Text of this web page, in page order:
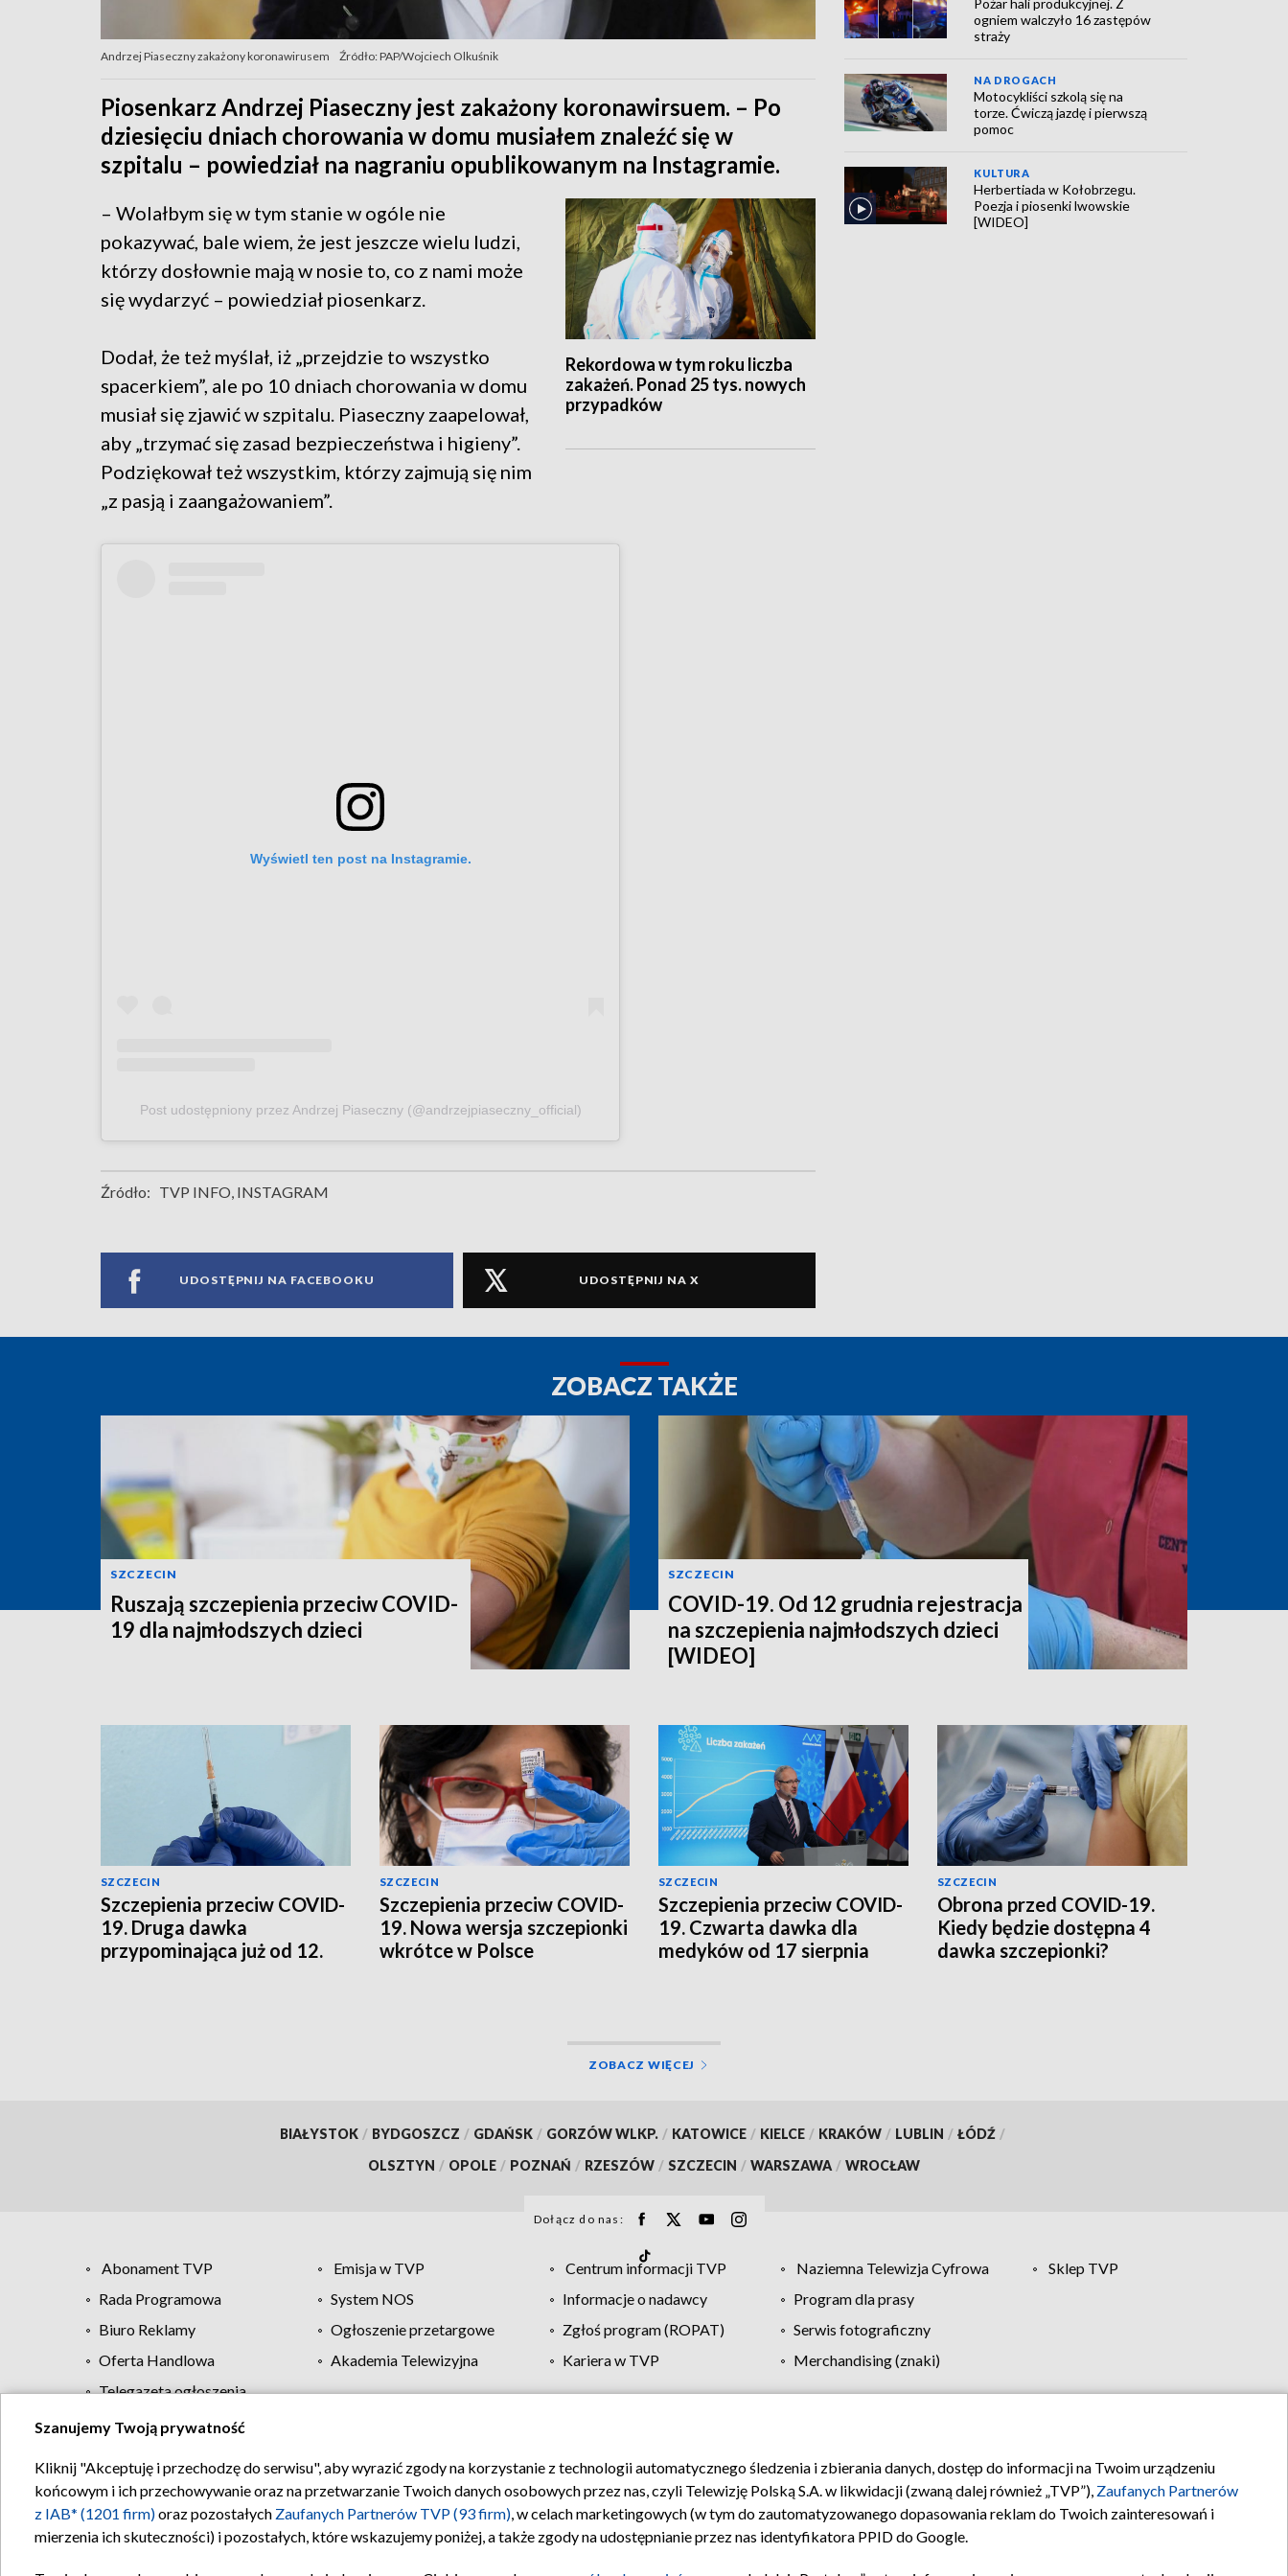
Andrzej Piaseczny zakażony koronawirusem Źródło: PAP/Wojciech Olkuśnik
Piosenkarz Andrzej Piaseczny jest zakażony koronawirsuem. – Po
dziesięciu dniach chorowania w domu musiałem znaleźć się w
szpitalu – powiedział na nagraniu opublikowanym na Instagramie.
Rekordowa w tym roku liczba
zakażeń. Ponad 25 tys. nowych
przypadków
– Wolałbym się w tym stanie w ogóle nie
pokazywać, bale wiem, że jest jeszcze wielu ludzi,
którzy dosłownie mają w nosie to, co z nami może
się wydarzyć – powiedział piosenkarz.
Dodał, że też myślał, iż „przejdzie to wszystko
spacerkiem”, ale po 10 dniach chorowania w domu
musiał się zjawić w szpitalu. Piaseczny zaapelował,
aby „trzymać się zasad bezpieczeństwa i higieny”.
Podziękował też wszystkim, którzy zajmują się nim
„z pasją i zaangażowaniem”.
Wyświetl ten post na Instagramie.
Post udostępniony przez Andrzej Piaseczny (@andrzejpiaseczny_official)
Źródło: TVP INFO, INSTAGRAM
UDOSTĘPNIJ NA FACEBOOKU UDOSTĘPNIJ NA X
ogniem walczyło 16 zastępów
straży
NA DROGACH
Motocykliści szkolą się na
torze. Ćwiczą jazdę i pierwszą
pomoc
KULTURA
Herbertiada w Kołobrzegu.
Poezja i piosenki lwowskie
[WIDEO]
ZOBACZ TAKŻE
SZCZECIN
Ruszają szczepienia przeciw COVID-
19 dla najmłodszych dzieci
SZCZECIN
COVID-19. Od 12 grudnia rejestracja
na szczepienia najmłodszych dzieci
[WIDEO]
SZCZECIN
Szczepienia przeciw COVID-
19. Druga dawka
przypominająca już od 12.
SZCZECIN
Szczepienia przeciw COVID-
19. Nowa wersja szczepionki
wkrótce w Polsce
SZCZECIN
Szczepienia przeciw COVID-
19. Czwarta dawka dla
medyków od 17 sierpnia
SZCZECIN
Obrona przed COVID-19.
Kiedy będzie dostępna 4
dawka szczepionki?
ZOBACZ WIĘCEJ
BIAŁYSTOK / BYDGOSZCZ / GDAŃSK / GORZÓW WLKP. / KATOWICE / KIELCE / KRAKÓW / LUBLIN / ŁÓDŹ /
OLSZTYN / OPOLE / POZNAŃ / RZESZÓW / SZCZECIN / WARSZAWA / WROCŁAW
Dołącz do nas:
Abonament TVP Emisja w TVP Centrum informacji TVP Naziemna Telewizja Cyfrowa
Sklep TVP
Rada Programowa
System NOS Informacje o nadawcy
Program dla prasy
Biuro Reklamy
Ogłoszenie przetargowe Zgłoś program (ROPAT)
Serwis fotograficzny
Oferta Handlowa
Akademia Telewizyjna Kariera w TVP
Merchandising (znaki)
Telegazeta ogłoszenia
Regulamin TVP Polityka prywatności Moje zgody Pomoc Biuro reklamy Kontakt
Szanujemy Twoją prywatność
Kliknij "Akceptuję i przechodzę do serwisu", aby wyrazić zgody na korzystanie z technologii automatycznego śledzenia i zbierania danych, dostęp do informacji na Twoim urządzeniu
końcowym i ich przechowywanie oraz na przetwarzanie Twoich danych osobowych przez nas, czyli Telewizję Polską S.A. w likwidacji (zwaną dalej również „TVP”), Zaufanych Partnerów
z IAB* (1201 firm)oraz pozostałych Zaufanych Partnerów TVP (93 firm), w celach marketingowych (w tym do zautomatyzowanego dopasowania reklam do Twoich zainteresowań i
mierzenia ich skuteczności) i pozostałych, które wskazujemy poniżej, a także zgody na udostępnianie przez nas identyfikatora PPID do Google.